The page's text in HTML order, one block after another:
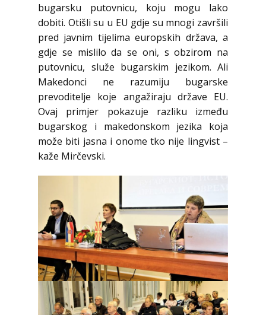
bugarsku putovnicu, koju mogu lako
dobiti. Otišli su u EU gdje su mnogi završili
pred javnim tijelima europskih država, a
gdje se mislilo da se oni, s obzirom na
putovnicu, služe bugarskim jezikom. Ali
Makedonci ne razumiju bugarske
prevoditelje koje angažiraju države EU.
Ovaj primjer pokazuje razliku između
bugarskog i makedonskom jezika koja
može biti jasna i onome tko nije lingvist –
kaže Mirčevski.